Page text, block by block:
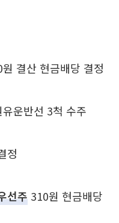
결산 현금배당 결정
운반선 3척 수주
정
선주 310원 현금배당